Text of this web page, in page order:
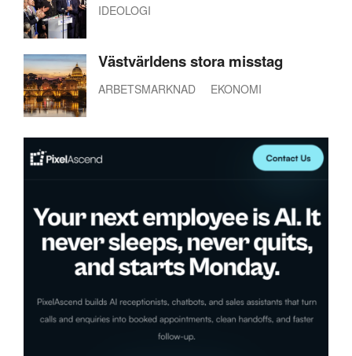
IDEOLOGI
Västvärldens stora misstag
ARBETSMARKNAD EKONOMI